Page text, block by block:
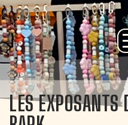
LES EXPOSANTS